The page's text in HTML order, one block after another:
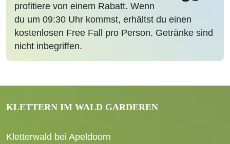
profitiere von einem Rabatt. Wenn
du um 09:30 Uhr kommst, erhältst du einen
kostenlosen Free Fall pro Person. Getränke sind
nicht inbegriffen.
KLETTERN IM WALD GARDEREN
Kletterwald bei Apeldoorn